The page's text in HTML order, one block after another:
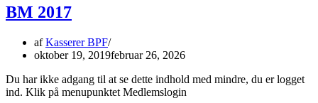
BM 2017
afKasserer BPF
oktober 19, 2019februar 26, 2026
Du har ikke adgang til at se dette indhold med mindre, du er logget
ind. Klik på menupunktet Medlemslogin